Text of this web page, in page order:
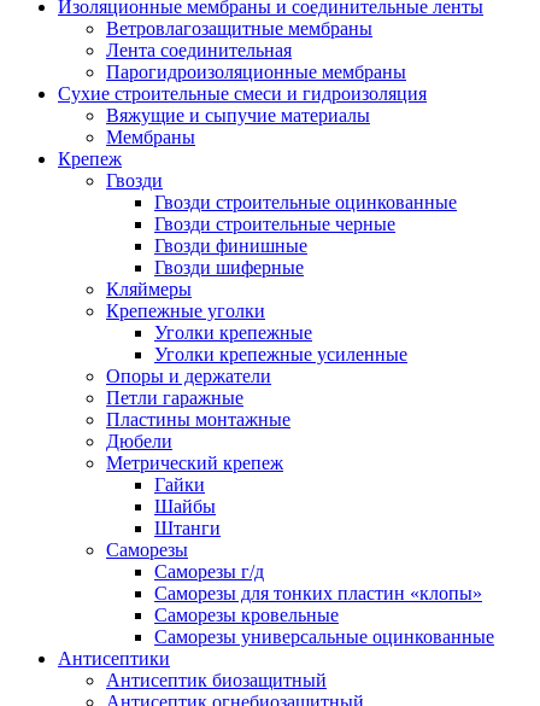
Изоляционные мембраны и соединительные ленты
Ветровлагозащитные мембраны
Лента соединительная
Парогидроизоляционные мембраны
Сухие строительные смеси и гидроизоляция
Вяжущие и сыпучие материалы
Мембраны
Крепеж
Гвозди
Гвозди строительные оцинкованные
Гвозди строительные черные
Гвозди финишные
Гвозди шиферные
Кляймеры
Крепежные уголки
Уголки крепежные
Уголки крепежные усиленные
Опоры и держатели
Петли гаражные
Пластины монтажные
Дюбели
Метрический крепеж
Гайки
Шайбы
Штанги
Саморезы
Саморезы г/д
Саморезы для тонких пластин «клопы»
Саморезы кровельные
Саморезы универсальные оцинкованные
Антисептики
Антисептик биозащитный
Антисептик огнебиозащитный